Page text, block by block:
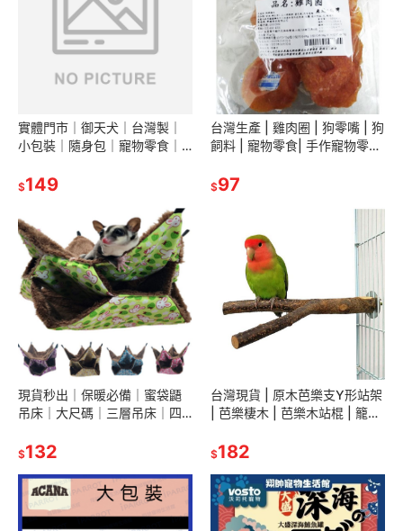
實體門市｜御天犬｜台灣製｜
小包裝｜隨身包｜寵物零食｜
肉片｜肉捲｜肉餅｜雞胗｜翔
$149
台灣生產 | 雞肉圈 | 狗零嘴 | 狗
飼料 | 寵物零食| 手作寵物零食
$97
現貨秒出｜保暖必備｜蜜袋鼯
吊床｜大尺碼｜三層吊床｜四
保暖｜三層鳥屋｜鸚鵡鳥屋｜
$132
台灣現貨 | 原木芭樂支Y形站架
| 芭樂棲木 | 芭樂木站棍 | 籠內
$182